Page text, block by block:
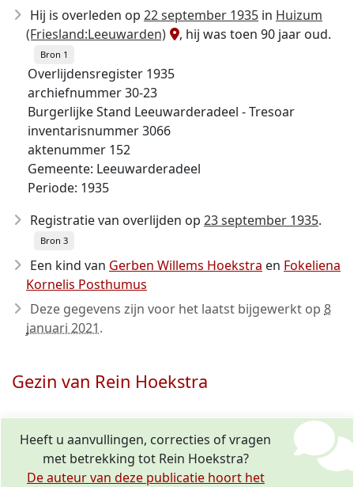
Hij is overleden op 22 september 1935 in Huizum
(Friesland:Leeuwarden)
, hij was toen 90 jaar oud.
Bron 1
Overlijdensregister 1935
archiefnummer 30-23
Burgerlijke Stand Leeuwarderadeel - Tresoar
inventarisnummer 3066
aktenummer 152
Gemeente: Leeuwarderadeel
Periode: 1935
Registratie van overlijden op 23 september 1935.
Bron 3
Een kind van Gerben Willems Hoekstra en Fokeliena
Kornelis Posthumus
Deze gegevens zijn voor het laatst bijgewerkt op 8
januari 2021.
Gezin van Rein Hoekstra
Heeft u aanvullingen, correcties of vragen
met betrekking tot Rein Hoekstra?
De auteur van deze publicatie hoort het